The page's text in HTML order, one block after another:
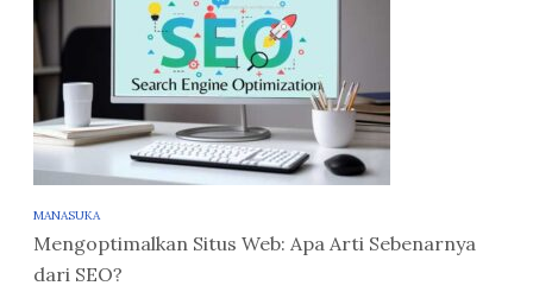
MANASUKA
Mengoptimalkan Situs Web: Apa Arti Sebenarnya
dari SEO?